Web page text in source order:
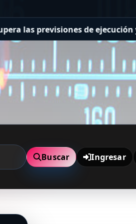
previsiones de ejecución y
Buscar Ingresar